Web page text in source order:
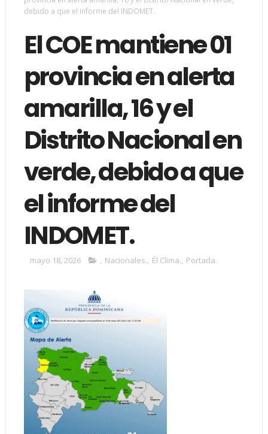
debido a que el informe del INDOMET.
El COE mantiene 01
provincia en alerta
amarilla, 16 y el
Distrito Nacional en
verde, debido a que
el informe del
INDOMET.
mayo 18, 2026 , Nacionales., Él Clima., Portada.